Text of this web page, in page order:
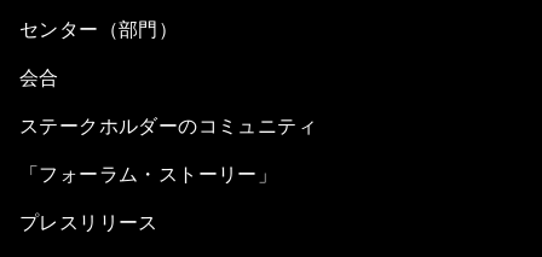
センター（部門）
会合
ステークホルダーのコミュニティ
「フォーラム・ストーリー」
プレスリリース